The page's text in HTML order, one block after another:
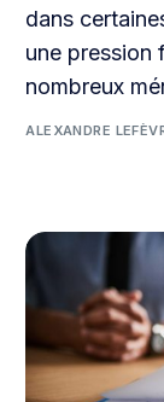
dans
une pression
nombreux
ALEXANDRE